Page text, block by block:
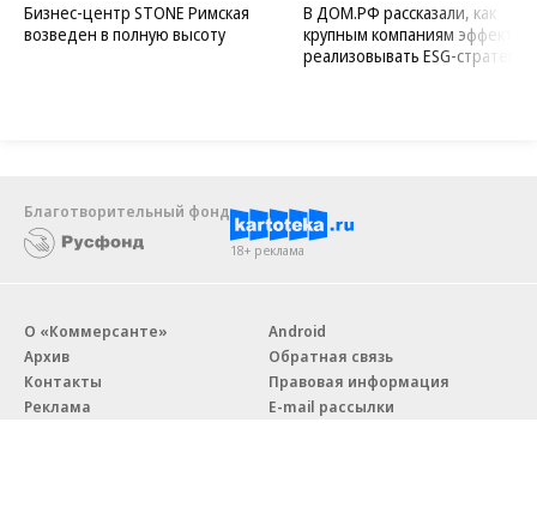
Бизнес-центр STONE Римская
возведен в полную высоту
В ДОМ.РФ рассказали, как
крупным компаниям
реализовывать ESG-стратегию
Благотворительный фонд
18+ реклама
О «Коммерсанте»
Архив
Контакты
Реклама
Android
Обратная связь
Правовая информация
E-mail рассылки